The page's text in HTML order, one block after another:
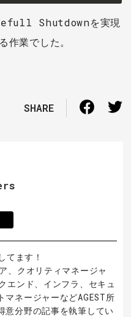
Shutdownを実現
作業でした。
SHARE
てます！
、クオリティマネージャ
エンド、インフラ、セキュ
マネージャーなどAGEST所
意分野の記事を執筆してい